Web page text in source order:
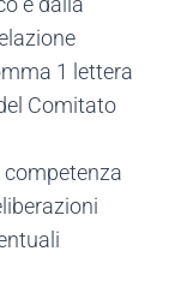
1 lettera
Comitato